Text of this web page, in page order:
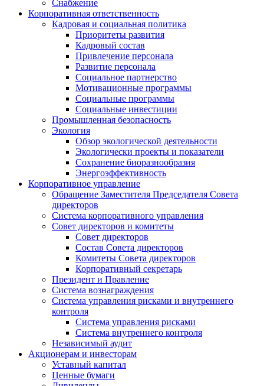
Снабжение
Корпоративная ответственность
Кадровая и социальная политика
Приоритеты развития
Кадровый состав
Привлечение персонала
Развитие персонала
Социальное партнерство
Мотивационные программы
Социальные программы
Социальные инвестиции
Промышленная безопасность
Экология
Обзор экологической деятельности
Экологически проекты и показатели
Сохранение биоразнообразия
Энергоэффективность
Корпоративное управление
Обращение Заместителя Председателя Совета
директоров
Система корпоративного управления
Совет директоров и комитеты
Совет директоров
Состав Совета директоров
Комитеты Совета директоров
Корпоративный секретарь
Президент и Правление
Система вознаграждения
Система управления рисками и внутреннего
контроля
Система управления рисками
Система внутреннего контроля
Независимый аудит
Акционерам и инвесторам
Уставный капитал
Ценные бумаги